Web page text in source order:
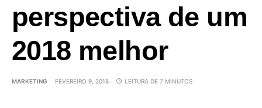
perspectiva de um
2018 melhor
MARKETING FEVEREIRO 9, 2018 LEITURA DE 7 MINUTOS